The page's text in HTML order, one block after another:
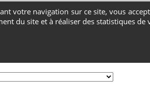
votre navigation sur ce site, vous
du site et à réaliser des statistiques de